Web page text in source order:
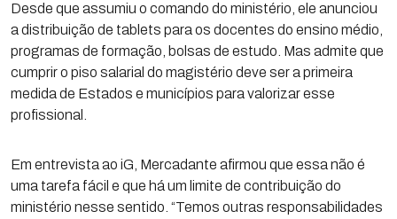
Desde que assumiu o comando do ministério, ele anunciou
a distribuição de tablets para os docentes do ensino médio,
programas de formação, bolsas de estudo. Mas admite que
cumprir o piso salarial do magistério deve ser a primeira
medida de Estados e municípios para valorizar esse
profissional.
Em entrevista ao iG, Mercadante afirmou que essa não é
uma tarefa fácil e que há um limite de contribuição do
ministério nesse sentido. “Temos outras responsabilidades